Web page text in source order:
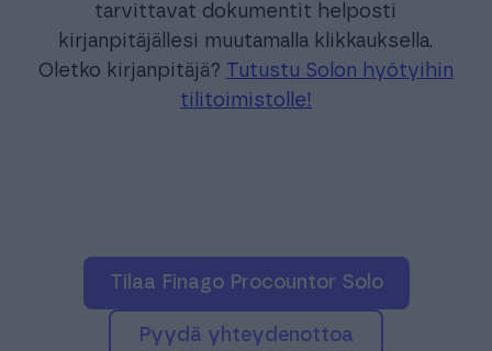
tarvittavat dokumentit helposti
kirjanpitäjällesi muutamalla klikkauksella.
Oletko kirjanpitäjä?
Tutustu Solon hyötyihin
tilitoimistolle!
Tilaa Finago Procountor Solo
pyydä yhteydenottoa